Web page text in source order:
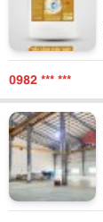
0982 *** ***